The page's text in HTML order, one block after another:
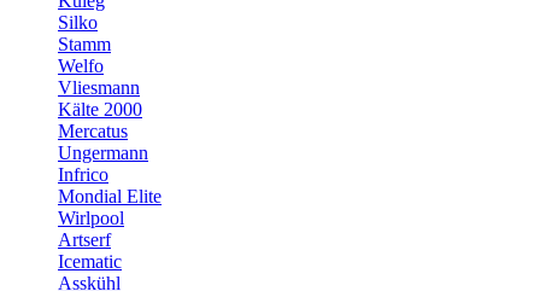
Silko
Stamm
Welfo
Vliesmann
Kälte 2000
Mercatus
Ungermann
Infrico
Mondial Elite
Wirlpool
Artserf
Icematic
Asskühl